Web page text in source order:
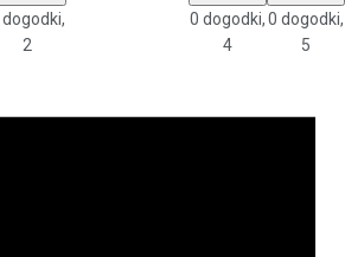
2
0 dogodki,
4
0 dogodki,
5